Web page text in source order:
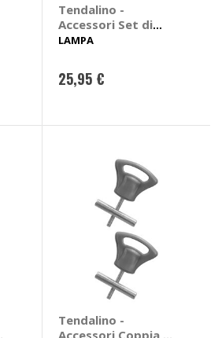
Tendalino -
Accessori Set di
cinghie anti-
LAMPA
25,95 €
Tendalino -
Accessori Coppia di